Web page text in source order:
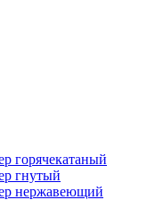
горячекатаный
гнутый
нержавеющий